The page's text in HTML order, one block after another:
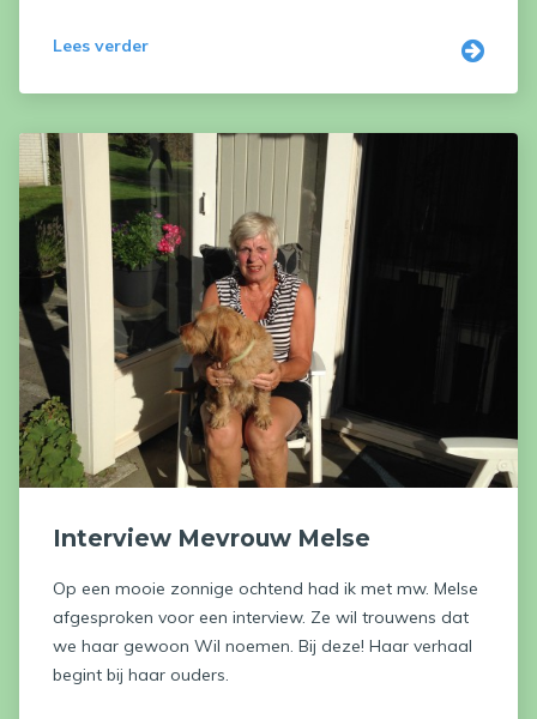
Lees verder
Interview Mevrouw Melse
Op een mooie zonnige ochtend had ik met mw. Melse
afgesproken voor een interview. Ze wil trouwens dat
we haar gewoon Wil noemen. Bij deze! Haar verhaal
begint bij haar ouders.